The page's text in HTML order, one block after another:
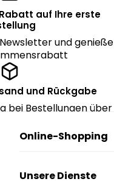
auf Ihre erste
und genieße
und Rückgabe
bei Bestellungen über
Online-Shopping
Unsere Dienste